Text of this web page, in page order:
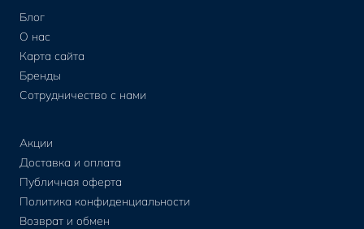
Блог
О нас
Карта сайта
Бренды
Сотрудничество с нами
Акции
Доставка и оплата
Публичная оферта
Политика конфиденциальности
Возврат и обмен